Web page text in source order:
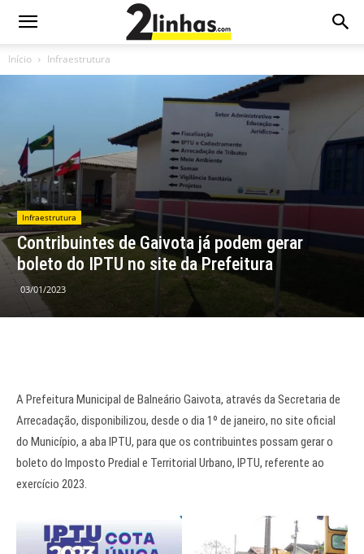
Início Infraestrutura
Infraestrutura
Contribuintes de Gaivota já podem gerar
boleto do IPTU no site da Prefeitura
03/01/2023
A Prefeitura Municipal de Balneário Gaivota, através da Secretaria de
Arrecadação, disponibilizou, desde o dia 1º de janeiro, no site oficial
do Município, a aba IPTU, para que os contribuintes possam gerar o
boleto do Imposto Predial e Territorial Urbano, IPTU, referente ao
exercício 2023.